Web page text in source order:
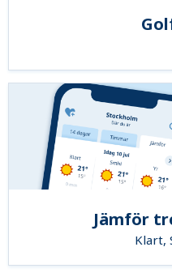
Jämför
Klart,